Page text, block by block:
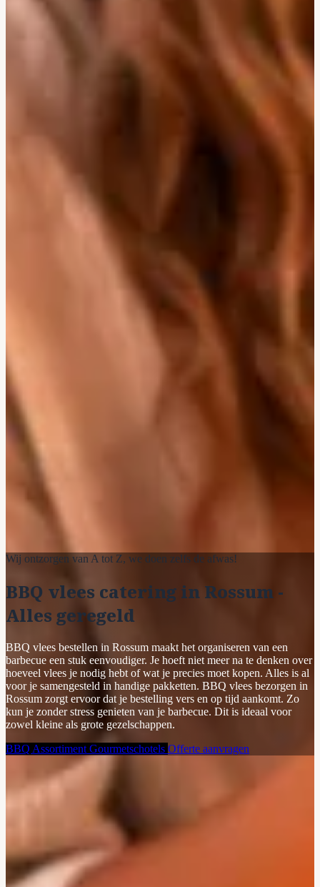
Wij ontzorgen van A tot Z, we doen zelfs de afwas!
BBQ vlees catering in Rossum -
Alles geregeld
BBQ vlees bestellen in Rossum maakt het organiseren van een
barbecue een stuk eenvoudiger. Je hoeft niet meer na te denken over
hoeveel vlees je nodig hebt of wat je precies moet kopen. Alles is al
voor je samengesteld in handige pakketten. BBQ vlees bezorgen in
Rossum zorgt ervoor dat je bestelling vers en op tijd aankomt. Zo
kun je zonder stress genieten van je barbecue. Dit is ideaal voor
zowel kleine als grote gezelschappen.
BBQ Assortiment Gourmetschotels Offerte aanvragen